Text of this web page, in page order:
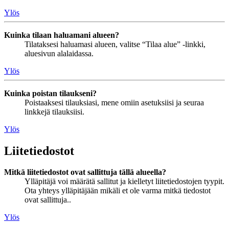
Ylös
Kuinka tilaan haluamani alueen?
Tilataksesi haluamasi alueen, valitse “Tilaa alue” -linkki,
aluesivun alalaidassa.
Ylös
Kuinka poistan tilaukseni?
Poistaaksesi tilauksiasi, mene omiin asetuksiisi ja seuraa
linkkejä tilauksiisi.
Ylös
Liitetiedostot
Mitkä liitetiedostot ovat sallittuja tällä alueella?
Ylläpitäjä voi määrätä sallitut ja kielletyt liitetiedostojen tyypit.
Ota yhteys ylläpitäjään mikäli et ole varma mitkä tiedostot
ovat sallittuja..
Ylös